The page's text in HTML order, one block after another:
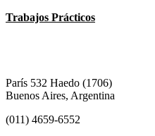
Trabajos Prácticos
París 532 Haedo (1706)
Buenos Aires, Argentina
(011) 4659-6552